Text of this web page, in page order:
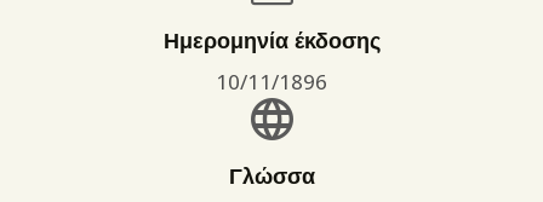
Ημερομηνία έκδοσης
10/11/1896
Γλώσσα